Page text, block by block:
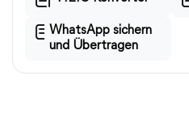
WhatsApp sichern
und Übertragen